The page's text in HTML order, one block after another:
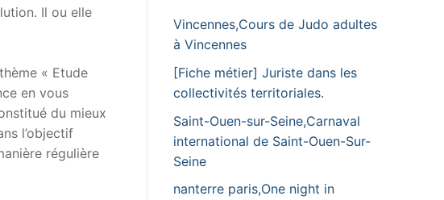
Il ou elle
« Etude
en vous
du mieux
l’objectif
régulière
Vincennes,Cours de Judo adultes
à Vincennes
[Fiche métier] Juriste dans les
collectivités territoriales.
Saint-Ouen-sur-Seine,Carnaval
international de Saint-Ouen-Sur-
Seine
nanterre paris,One night in